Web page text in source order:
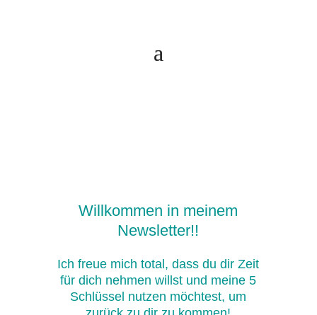
Willkommen in meinem
Newsletter!!
Ich freue mich total, dass du dir Zeit
für dich nehmen willst und meine 5
Schlüssel nutzen möchtest, um